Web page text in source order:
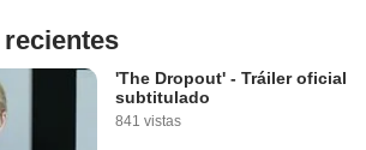
'The Dropout' - Tráiler oficial
subtitulado
841 vistas